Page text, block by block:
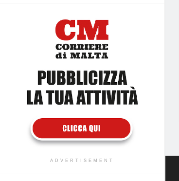
ADVERTISEMENT